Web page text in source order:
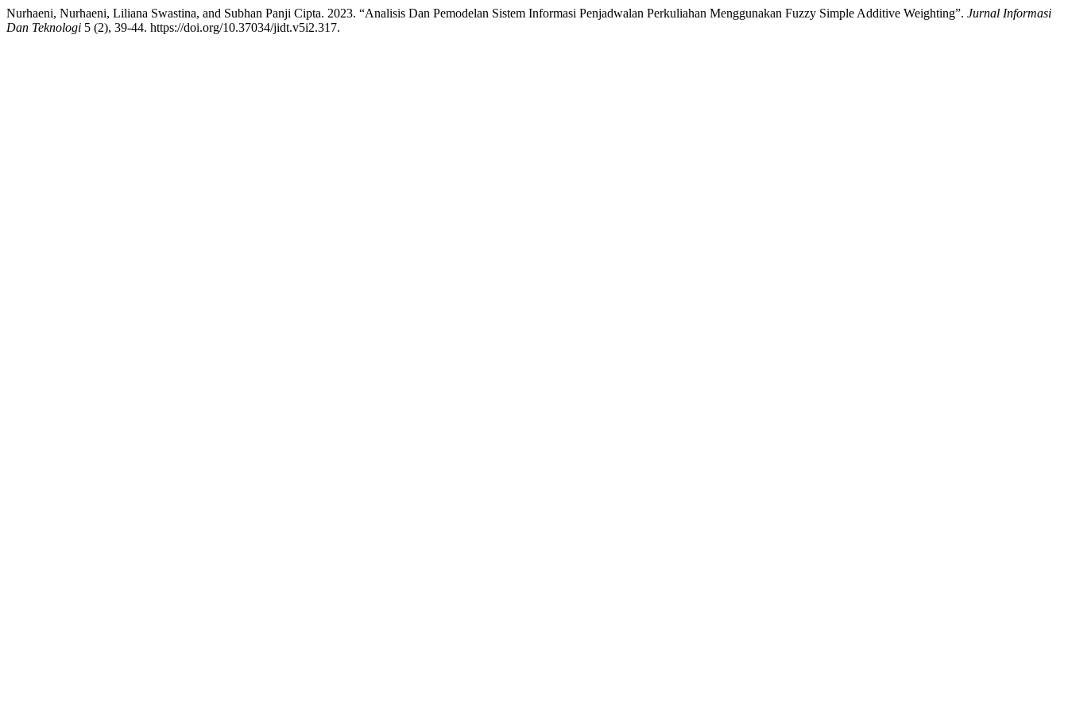
Nurhaeni, Nurhaeni, Liliana Swastina, and Subhan Panji Cipta. 2023. “Analisis Dan Pemodelan Sistem Informasi Penjadwalan Perkuliahan Menggunakan Fuzzy Simple Additive Weighting”. Jurnal Informasi
Dan Teknologi 5 (2), 39-44. https://doi.org/10.37034/jidt.v5i2.317.